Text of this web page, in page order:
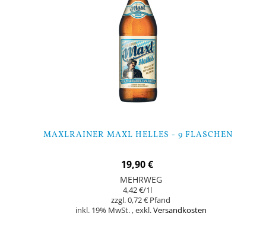
MAXLRAINER MAXL HELLES - 9 FLASCHEN
19,90 €
MEHRWEG
4,42 €/1l
0,72 €
inkl. 19% MwSt. ,exkl.Versandkosten